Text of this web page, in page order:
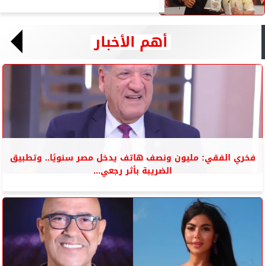
أهم الأخبار
فخري الفقي: مليون ونصف هاتف يدخل مصر سنويًا.. وتطبيق
الضريبة بأثر رجعي...